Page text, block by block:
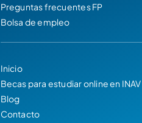
Preguntas frecuentes FP
Bolsa de empleo
Inicio
Becas para estudiar online en INAV
Blog
Contacto